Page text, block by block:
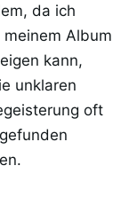
da ich
Album
kann,
unklaren
oft